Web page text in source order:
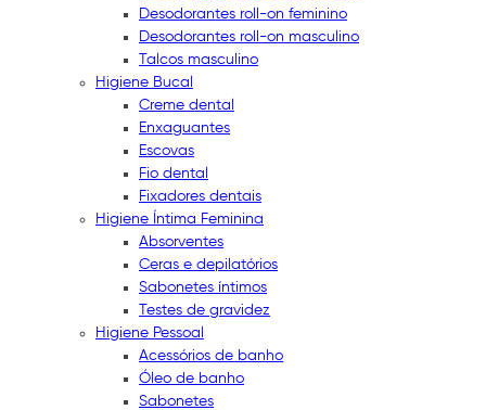
Desodorantes roll-on feminino
Desodorantes roll-on masculino
Talcos masculino
Higiene Bucal
Creme dental
Enxaguantes
Escovas
Fio dental
Fixadores dentais
Higiene Íntima Feminina
Absorventes
Ceras e depilatórios
Sabonetes íntimos
Testes de gravidez
Higiene Pessoal
Acessórios de banho
Óleo de banho
Sabonetes